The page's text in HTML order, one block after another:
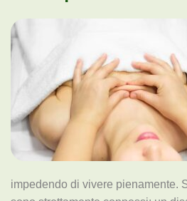
impedendo di vivere pienamente.